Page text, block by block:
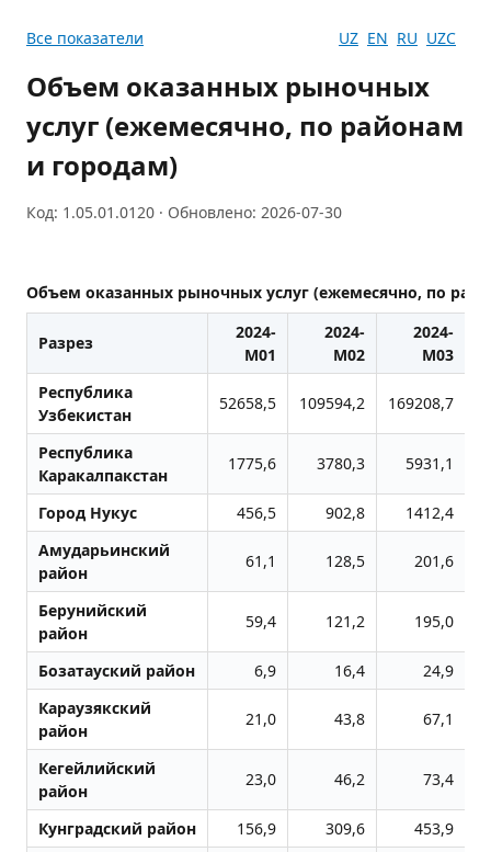
Все показатели UZ EN RU UZC
Объем оказанных рыночных
услуг (ежемесячно, по районам
и городам)
Код: 1.05.01.0120 · Обновлено: 2026-07-30
Объем оказанных рыночных услуг (ежемесячно, по
Разрез
2024-
M01
2024-
M02
2024-
M03
Республика
Узбекистан
52658,5 109594,2 169208,7
Республика
Каракалпакстан
1775,6 3780,3 5931,1
Город Нукус 456,5 902,8
1412,4
Амударьинский
район
61,1 128,5 201,6
Берунийский
район
59,4 121,2 195,0
Бозатауский район 6,9 16,4
24,9
Караузякский
район
21,0 43,8 67,1
Кегейлийский
район
23,0 46,2 73,4
Кунградский район 156,9 309,6
453,9